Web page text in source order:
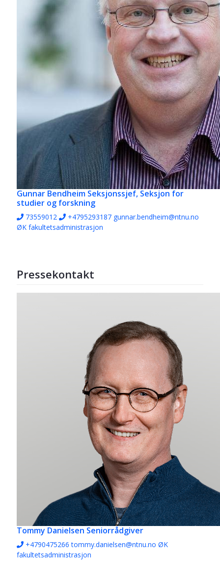
Gunnar Bendheim Seksjonssjef, Seksjon for
studier og forskning
73559012 +4795293187 gunnar.bendheim@ntnu.no
ØK fakultetsadministrasjon
Pressekontakt
Tommy Danielsen Seniorrådgiver
+4790475266 tommy.danielsen@ntnu.no ØK
fakultetsadministrasjon